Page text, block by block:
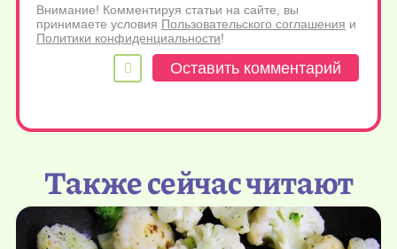
Внимание! Комментируя статьи на сайте, вы
принимаете условия Пользовательского соглашения и
Политики конфиденциальности!
Также сейчас читают